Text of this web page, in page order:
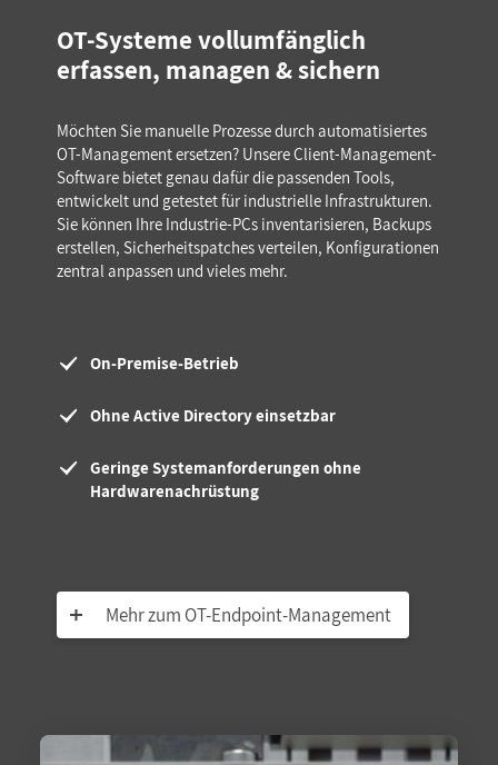
entsperren
OT-Systeme vollumfänglich
erfassen, managen & sichern
Möchten Sie manuelle Prozesse durch automatisiertes
OT-Management ersetzen? Unsere Client-Management-
Software bietet genau dafür die passenden Tools,
entwickelt und getestet für industrielle Infrastrukturen.
Sie können Ihre Industrie-PCs inventarisieren, Backups
erstellen, Sicherheitspatches verteilen, Konfigurationen
zentral anpassen und vieles mehr.
On-Premise-Betrieb
Ohne Active Directory einsetzbar
Geringe Systemanforderungen ohne
Hardwarenachrüstung
Mehr zum OT-Endpoint-Management